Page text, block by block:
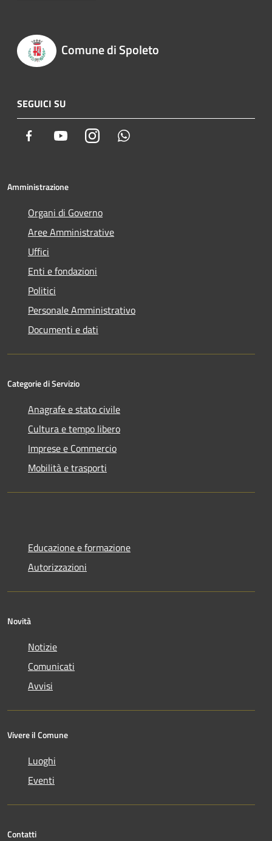
Comune di Spoleto
SEGUICI SU
Facebook YoutubeInstagram
Amministrazione
Organi di Governo
Aree Amministrative
Uffici
Enti e fondazioni
Politici
Personale Amministrativo
Documenti e dati
Categorie di Servizio
Anagrafe e stato civile
Cultura e tempo libero
Imprese e Commercio
Mobilità e trasporti
Educazione e formazione
Autorizzazioni
Novità
Notizie
Comunicati
Avvisi
Vivere il Comune
Luoghi
Eventi
Contatti